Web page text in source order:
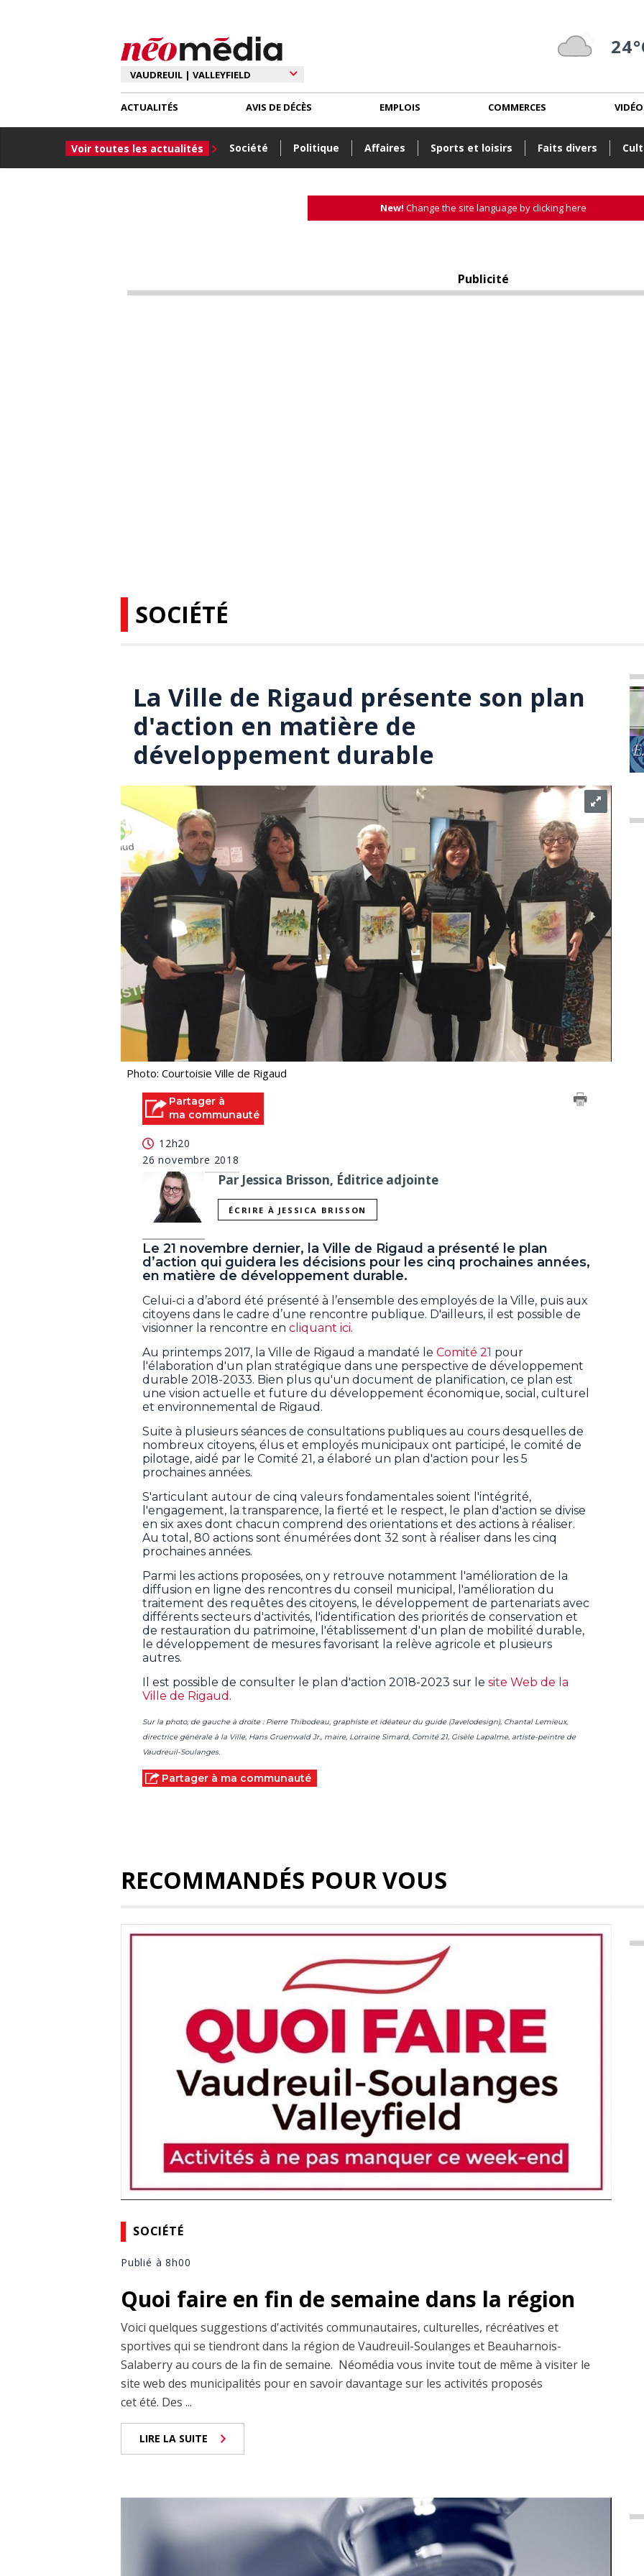
ACTUALITÉS
Voir toutes les actualités Société Politique Affaires Sports et loisirs Faits divers
AVIS DE DÉCÈS EMPLOIS COMMERCES
New! Change the site language by clicking here
Publicité
SOCIÉTÉ
La Ville de Rigaud présente son plan
d'action en matière de
développement durable
Photo: Courtoisie Ville de Rigaud
Partager à
ma communauté
12h20
26 novembre 2018
Par Jessica Brisson, Éditrice adjointe
ÉCRIRE À JESSICA BRISSON
Le 21 novembre dernier, la Ville de Rigaud a présenté le plan
d’action qui guidera les décisions pour les cinq prochaines années,
en matière de développement durable.
Celui-ci a d’abord été présenté à l’ensemble des employés de la Ville, puis aux
citoyens dans le cadre d’une rencontre publique. D'ailleurs, il est possible de
visionner la rencontre en cliquant ici.
Au printemps 2017, la Ville de Rigaud a mandaté le Comité 21 pour
l'élaboration d'un plan stratégique dans une perspective de développement
durable 2018-2033. Bien plus qu'un document de planification, ce plan est
une vision actuelle et future du développement économique, social, culturel
et environnemental de Rigaud.
Suite à plusieurs séances de consultations publiques au cours desquelles de
nombreux citoyens, élus et employés municipaux ont participé, le comité de
pilotage, aidé par le Comité 21, a élaboré un plan d'action pour les 5
prochaines années.
S'articulant autour de cinq valeurs fondamentales soient l'intégrité,
l'engagement, la transparence, la fierté et le respect, le plan d'action se divise
en six axes dont chacun comprend des orientations et des actions à réaliser.
Au total, 80 actions sont énumérées dont 32 sont à réaliser dans les cinq
prochaines années.
Parmi les actions proposées, on y retrouve notamment l'amélioration de la
diffusion en ligne des rencontres du conseil municipal, l'amélioration du
traitement des requêtes des citoyens, le développement de partenariats avec
différents secteurs d'activités, l'identification des priorités de conservation et
de restauration du patrimoine, l'établissement d'un plan de mobilité durable,
le développement de mesures favorisant la relève agricole et plusieurs
autres.
Il est possible de consulter le plan d'action 2018-2023 sur le site Web de la
Ville de Rigaud .
Sur la photo, de gauche à droite : Pierre Thibodeau, graphiste et idéateur du guide (Javelodesign), Chantal Lemieux,
directrice générale à la Ville, Hans Gruenwald Jr., maire, Lorraine Simard, Comité 21, Gisèle Lapalme, artiste-peintre de
Vaudreuil-Soulanges.
Partager à ma communauté
RECOMMANDÉS POUR VOUS
SOCIÉTÉ
Publié à 8h00
Quoi faire en fin de semaine dans la région
Voici quelques suggestions d'activités communautaires, culturelles, récréatives et
sportives qui se tiendront dans la région de Vaudreuil-Soulanges et Beauharnois-
Salaberry au cours de la fin de semaine. Néomédia vous invite tout de même à visiter le
site web des municipalités pour en savoir davantage sur les activités proposés
cet été. Des ...
LIRE LA SUITE